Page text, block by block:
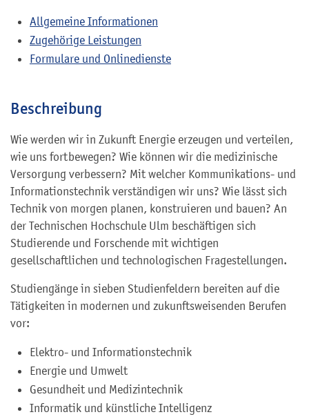
Allgemeine Informationen
Zugehörige Leistungen
Formulare und Onlinedienste
Beschreibung
Wie werden wir in Zukunft Energie erzeugen und verteilen,
wie uns fortbewegen? Wie können wir die medizinische
Versorgung verbessern? Mit welcher Kommunikations- und
Informationstechnik verständigen wir uns? Wie lässt sich
Technik von morgen planen, konstruieren und bauen? An
der Technischen Hochschule Ulm beschäftigen sich
Studierende und Forschende mit wichtigen
gesellschaftlichen und technologischen Fragestellungen.
Studiengänge in sieben Studienfeldern bereiten auf die
Tätigkeiten in modernen und zukunftsweisenden Berufen
vor:
Elektro- und Informationstechnik
Energie und Umwelt
Gesundheit und Medizintechnik
Informatik und künstliche Intelligenz